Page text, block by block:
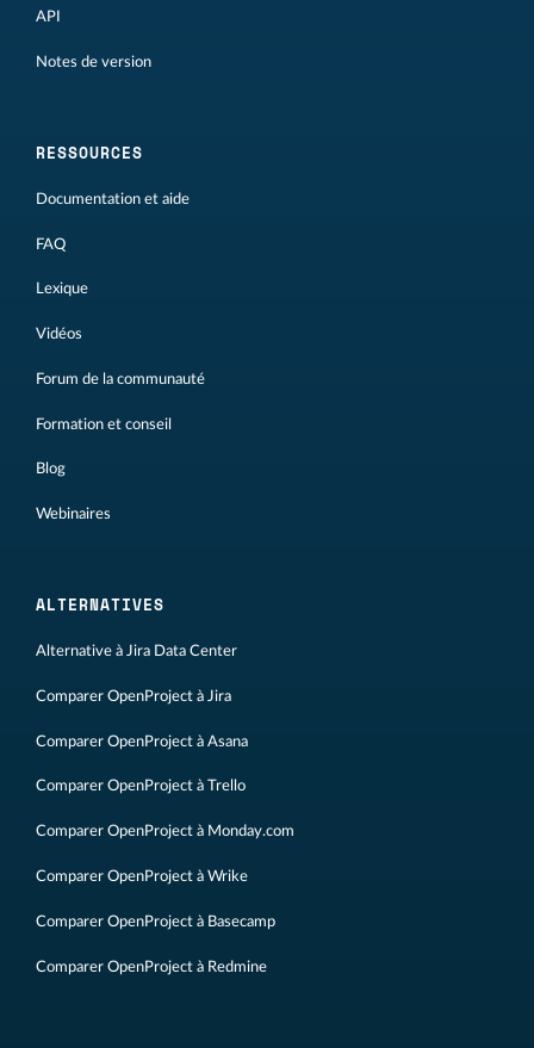
API
Notes de version
RESSOURCES
Documentation et aide
FAQ
Lexique
Vidéos
Forum de la communauté
Formation et conseil
Blog
Webinaires
ALTERNATIVES
Alternative à Jira Data Center
Comparer OpenProject à Jira
Comparer OpenProject à Asana
Comparer OpenProject à Trello
Comparer OpenProject à Monday.com
Comparer OpenProject à Wrike
Comparer OpenProject à Basecamp
Comparer OpenProject à Redmine